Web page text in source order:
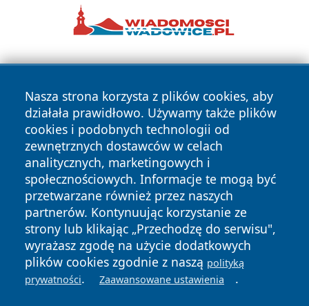
Nasza strona korzysta z plików cookies, aby
działała prawidłowo. Używamy także plików
cookies i podobnych technologii od
zewnętrznych dostawców w celach
analitycznych, marketingowych i
społecznościowych. Informacje te mogą być
przetwarzane również przez naszych
partnerów. Kontynuując korzystanie ze
strony lub klikając „Przechodzę do serwisu",
wyrażasz zgodę na użycie dodatkowych
plików cookies zgodnie z naszą polityką
prywatności. Zaawansowane ustawienia .
Copyright © 2026 przemyslonline.pl Wszystkie prawa
zastrzeżone.
News Autorzy
Polityka
Prywatności
Polityka
Cookies